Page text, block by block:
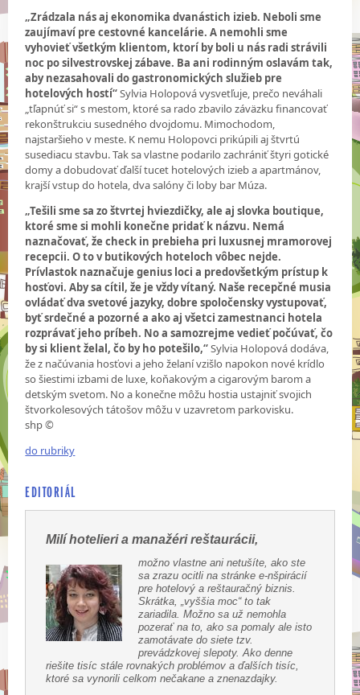
„Zrádzala nás aj ekonomika dvanástich izieb. Neboli sme
zaujímaví pre cestovné kancelárie. A nemohli sme
vyhovieť všetkým klientom, ktorí by boli u nás radi strávili
noc po silvestrovskej zábave. Ba ani rodinným oslavám tak,
aby nezasahovali do gastronomických služieb pre
hotelových hostí“Sylvia Holopová vysvetľuje, prečo neváhali
„tľapnúť si“ s mestom, ktoré sa rado zbavilo záväzku financovať
rekonštrukciu susedného dvojdomu. Mimochodom,
najstaršieho v meste. K nemu Holopovci prikúpili aj štvrtú
susediacu stavbu. Tak sa vlastne podarilo zachrániť štyri gotické
domy a dobudovať ďalší tucet hotelových izieb a apartmánov,
krajší vstup do hotela, dva salóny či loby bar Múza.
„Tešili sme sa zo štvrtej hviezdičky, ale aj slovka boutique,
ktoré sme si mohli konečne pridať k názvu. Nemá
naznačovať, že check in prebieha pri luxusnej mramorovej
recepcii. O to v butikových hoteloch vôbec nejde.
Prívlastok naznačuje genius loci a predovšetkým prístup k
hosťovi. Aby sa cítil, že je vždy vítaný. Naše recepčné musia
ovládať dva svetové jazyky, dobre spoločensky vystupovať,
byť srdečné a pozorné a ako aj všetci zamestnanci hotela
rozprávať jeho príbeh. No a samozrejme vedieť počúvať, čo
by si klient želal, čo by ho potešilo,“Sylvia Holopová dodáva,
že z načúvania hosťovi a jeho želaní vzišlo napokon nové krídlo
so šiestimi izbami de luxe, koňakovým a cigarovým barom a
detským svetom. No a konečne môžu hostia ustajniť svojich
štvorkolesových tátošov môžu v uzavretom parkovisku.
shp ©
do rubriky
EDITORIÁL
Milí hotelieri a manažéri reštaurácii,
možno vlastne ani netušíte, ako ste
sa zrazu ocitli na stránke e-nšpirácií
pre hotelový a reštauračný biznis.
Skrátka, „vyššia moc“ to tak
zariadila. Možno sa už nemohla
pozerať na to, ako sa pomaly ale isto
zamotávate do siete tzv.
prevádzkovej slepoty. Ako denne
riešite tisíc stále rovnakých problémov a ďalších tisíc,
ktoré sa vynorili celkom nečakane a znenazdajky.